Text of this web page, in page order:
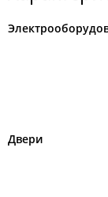
шпатлевки,
крепёж,
обои,
покрытия
покрытия
карнизы,
Двери